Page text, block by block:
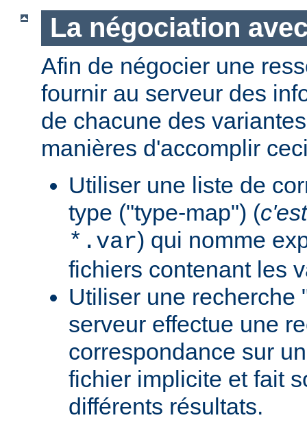
La négociation
Afin de négocier une
fournir au serveur des
de chacune des
manières d'accomplir
Utiliser une liste de
type ("type-map") (
*.var) qui nomme
fichiers contenant les
Utiliser une recherche
serveur effectue une
correspondance sur
fichier implicite et fait
différents résultats.